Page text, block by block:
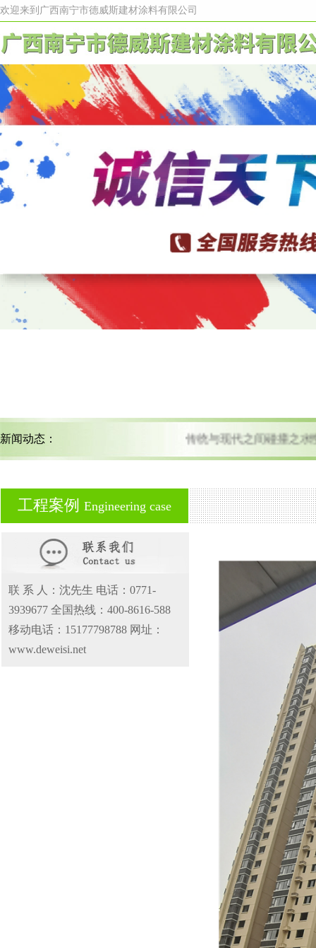
欢迎来到广西南宁市德威斯建材涂料有限公司
新闻动态： 传统与现代之间碰撞之
工程案例 Engineering case
联 系 人：沈先生 电话：0771-
3939677 全国热线：400-8616-588
移动电话：15177798788 网址：
www.deweisi.net